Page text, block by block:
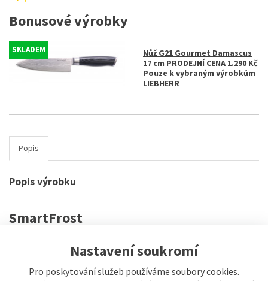
Nastavení soukromí
Pro poskytování služeb používáme soubory cookies.
Bonusové výrobky
SKLADEM
Nůž G21 Gourmet Damascus
17 cm PRODEJNÍ CENA 1.290 Kč
Pouze k vybraným výrobkům
LIEBHERR
Popis
Popis výrobku
SmartFrost
námrazy ve vnitřním prostoru mrazničky i na samotných mražených
Zapěněný výparník ve spirálách obtáčí vnitřní prostor mrazničky a tím